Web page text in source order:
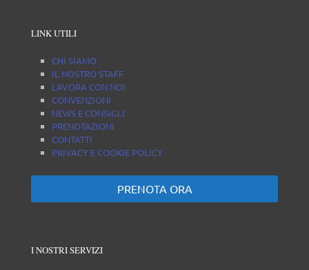
LINK UTILI
CHI SIAMO
IL NOSTRO STAFF
LAVORA CON NOI
CONVENZIONI
NEWS E CONSIGLI
PRENOTAZIONI
CONTATTI
PRIVACY E COOKIE POLICY
PRENOTA ORA
I NOSTRI SERVIZI